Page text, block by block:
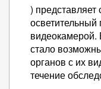
) представляет
осветительный
видеокамерой.
стало
органов с их
течение